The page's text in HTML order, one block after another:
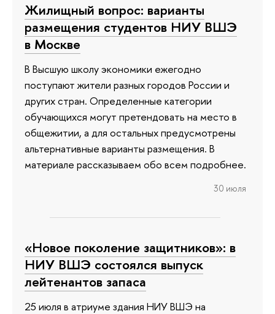
Жилищный вопрос: варианты
размещения студентов НИУ ВШЭ
в Москве
В Высшую школу экономики ежегодно
поступают жители разных городов России и
других стран. Определенные категории
обучающихся могут претендовать на место в
общежитии, а для остальных предусмотрены
альтернативные варианты размещения. В
материале рассказываем обо всем подробнее.
30 июля
«Новое поколение защитников»: в
НИУ ВШЭ состоялся выпуск
лейтенантов запаса
25 июля в атриуме здания НИУ ВШЭ на